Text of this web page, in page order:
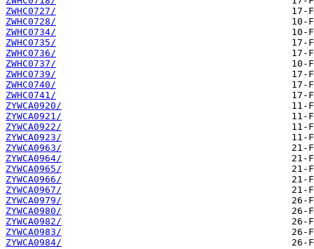
ZWHC0727/
ZWHC0728/
ZWHC0734/
ZWHC0735/
ZWHC0736/
ZWHC0737/
ZWHC0739/
ZWHC0740/
ZWHC0741/
ZYWCA0920/
ZYWCA0921/
ZYWCA0922/
ZYWCA0923/
ZYWCA0963/
ZYWCA0964/
ZYWCA0965/
ZYWCA0966/
ZYWCA0967/
ZYWCA0979/
ZYWCA0980/
ZYWCA0982/
ZYWCA0983/
ZYWCA0984/